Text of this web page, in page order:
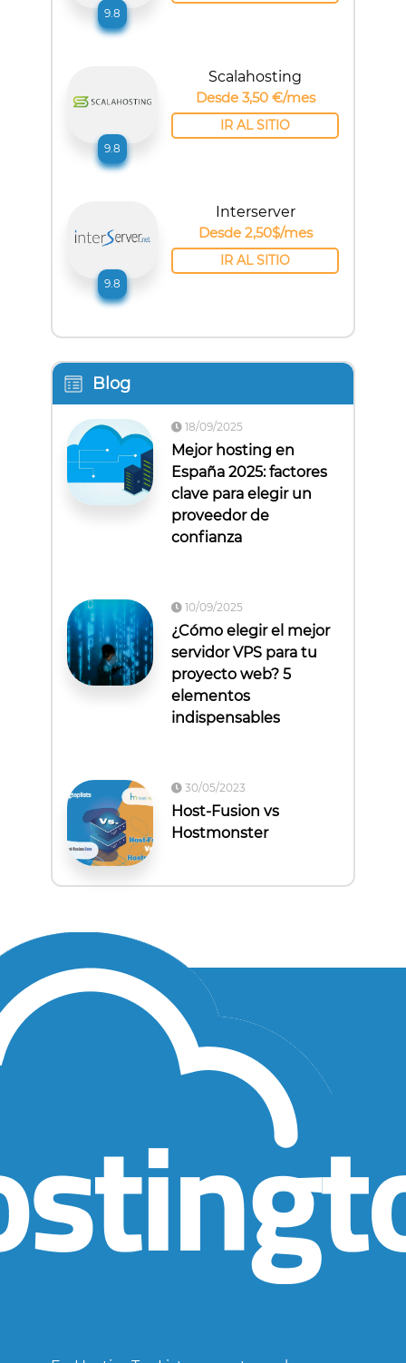
9.8
9.8
Scalahosting
Desde 3,50 €/mes
IR AL SITIO
9.8
Interserver
Desde 2,50$/mes
IR AL SITIO
Blog
18/09/2025
Mejor hosting en
España 2025: factores
clave para elegir un
proveedor de
confianza
10/09/2025
¿Cómo elegir el mejor
servidor VPS para tu
proyecto web? 5
elementos
indispensables
30/05/2023
Host-Fusion vs
Hostmonster